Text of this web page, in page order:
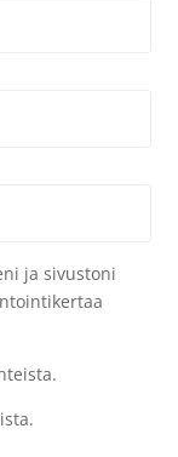
ja sivustoni